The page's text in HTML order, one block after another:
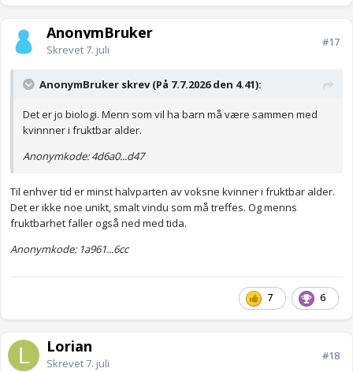
AnonymBruker
Skrevet7. juli
#17
AnonymBruker skrev (På 7.7.2026 den 4.41):
Det er jo biologi. Menn som vil ha barn må være sammen med
kvinnner i fruktbar alder.
Anonymkode: 4d6a0...d47
Til enhver tid er minst halvparten av voksne kvinner i fruktbar alder.
Det er ikke noe unikt, smalt vindu som må treffes. Og menns
fruktbarhet faller også ned med tida.
Anonymkode: 1a961...6cc
7 6
Lorian
Skrevet7. juli
#18